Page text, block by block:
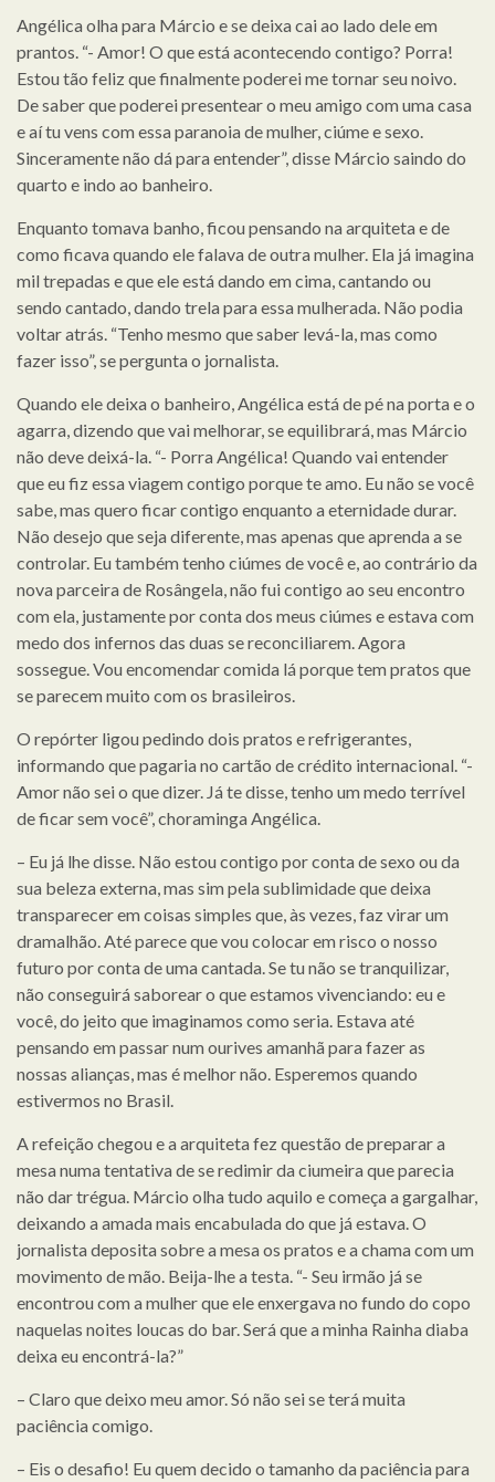
Angélica olha para Márcio e se deixa cai ao lado dele em
prantos. “- Amor! O que está acontecendo contigo? Porra!
Estou tão feliz que finalmente poderei me tornar seu noivo.
De saber que poderei presentear o meu amigo com uma casa
e aí tu vens com essa paranoia de mulher, ciúme e sexo.
Sinceramente não dá para entender”, disse Márcio saindo do
quarto e indo ao banheiro.
Enquanto tomava banho, ficou pensando na arquiteta e de
como ficava quando ele falava de outra mulher. Ela já imagina
mil trepadas e que ele está dando em cima, cantando ou
sendo cantado, dando trela para essa mulherada. Não podia
voltar atrás. “Tenho mesmo que saber levá-la, mas como
fazer isso”, se pergunta o jornalista.
Quando ele deixa o banheiro, Angélica está de pé na porta e o
agarra, dizendo que vai melhorar, se equilibrará, mas Márcio
não deve deixá-la. “- Porra Angélica! Quando vai entender
que eu fiz essa viagem contigo porque te amo. Eu não se você
sabe, mas quero ficar contigo enquanto a eternidade durar.
Não desejo que seja diferente, mas apenas que aprenda a se
controlar. Eu também tenho ciúmes de você e, ao contrário da
nova parceira de Rosângela, não fui contigo ao seu encontro
com ela, justamente por conta dos meus ciúmes e estava com
medo dos infernos das duas se reconciliarem. Agora
sossegue. Vou encomendar comida lá porque tem pratos que
se parecem muito com os brasileiros.
O repórter ligou pedindo dois pratos e refrigerantes,
informando que pagaria no cartão de crédito internacional. “-
Amor não sei o que dizer. Já te disse, tenho um medo terrível
de ficar sem você”, choraminga Angélica.
– Eu já lhe disse. Não estou contigo por conta de sexo ou da
sua beleza externa, mas sim pela sublimidade que deixa
transparecer em coisas simples que, às vezes, faz virar um
dramalhão. Até parece que vou colocar em risco o nosso
futuro por conta de uma cantada. Se tu não se tranquilizar,
não conseguirá saborear o que estamos vivenciando: eu e
você, do jeito que imaginamos como seria. Estava até
pensando em passar num ourives amanhã para fazer as
nossas alianças, mas é melhor não. Esperemos quando
estivermos no Brasil.
A refeição chegou e a arquiteta fez questão de preparar a
mesa numa tentativa de se redimir da ciumeira que parecia
não dar trégua. Márcio olha tudo aquilo e começa a gargalhar,
deixando a amada mais encabulada do que já estava. O
jornalista deposita sobre a mesa os pratos e a chama com um
movimento de mão. Beija-lhe a testa. “- Seu irmão já se
encontrou com a mulher que ele enxergava no fundo do copo
naquelas noites loucas do bar. Será que a minha Rainha diaba
deixa eu encontrá-la?”
– Claro que deixo meu amor. Só não sei se terá muita
paciência comigo.
– Eis o desafio! Eu quem decido o tamanho da paciência para